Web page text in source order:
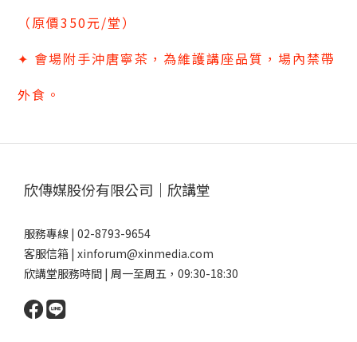
（原價350元/堂）
✦ 會場附手沖唐寧茶，為維護講座品質，場內禁帶
外食。
欣傳媒股份有限公司｜欣講堂
服務專線 | 02-8793-9654
客服信箱 | xinforum@xinmedia.com
欣講堂服務時間 | 周一至周五，09:30-18:30